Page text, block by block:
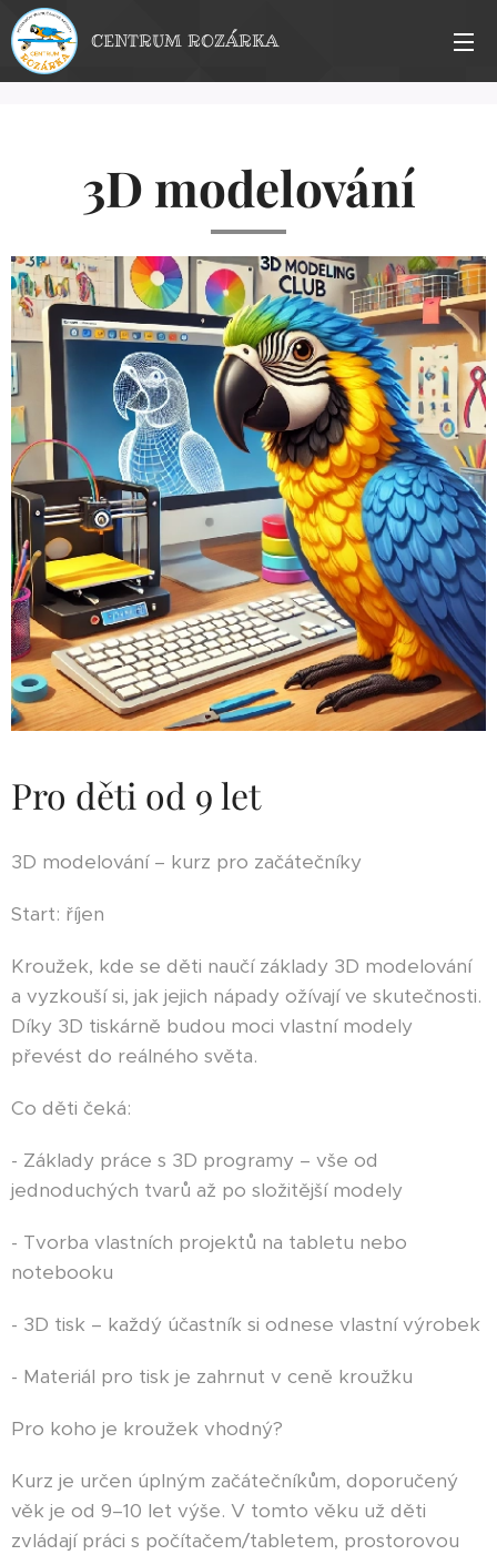
CENTRUM ROZÁRKA
3D modelování
Pro děti od 9 let
3D modelování – kurz pro začátečníky
Start: říjen
Kroužek, kde se děti naučí základy 3D modelování
a vyzkouší si, jak jejich nápady ožívají ve skutečnosti.
Díky 3D tiskárně budou moci vlastní modely
převést do reálného světa.
Co děti čeká:
- Základy práce s 3D programy – vše od
jednoduchých tvarů až po složitější modely
- Tvorba vlastních projektů na tabletu nebo
notebooku
- 3D tisk – každý účastník si odnese vlastní výrobek
- Materiál pro tisk je zahrnut v ceně kroužku
Pro koho je kroužek vhodný?
Kurz je určen úplným začátečníkům, doporučený
věk je od 9–10 let výše. V tomto věku už děti
zvládají práci s počítačem/tabletem, prostorovou